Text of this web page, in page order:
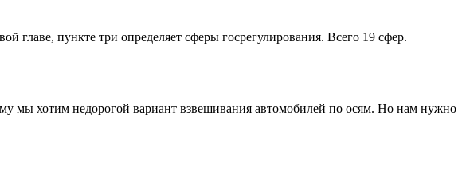
главе, пункте три определяет сферы госрегулирования. Всего 19 сфер.
мы хотим недорогой вариант взвешивания автомобилей по осям. Но нам нужно